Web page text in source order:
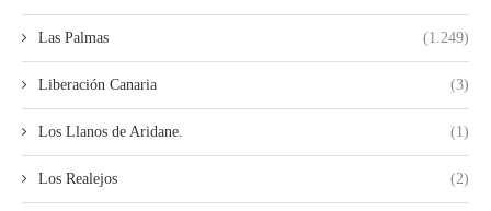
Las Palmas (1.249)
Liberación Canaria (3)
Los Llanos de Aridane. (1)
Los Realejos (2)